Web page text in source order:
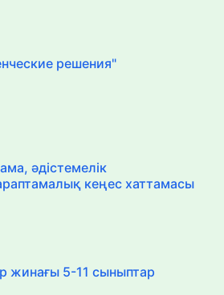
решения"
әдістемелік
кеңес хаттамасы
жинағы 5-11 сыныптар